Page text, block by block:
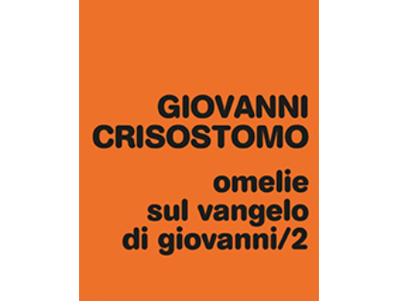
AGGIUNGI AL CARRELLO